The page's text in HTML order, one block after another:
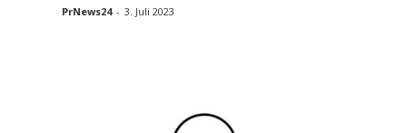
PrNews24 - 3. Juli 2023